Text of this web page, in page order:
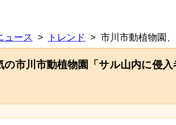
ュース トレンド 市川市動植物園
の市川市動植物園「サル山内に侵